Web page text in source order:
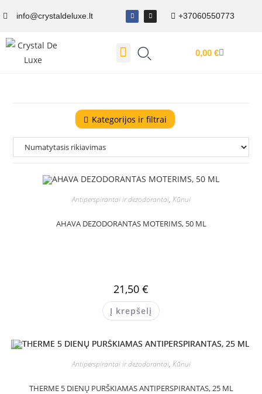
info@crystaldeluxe.lt +37060550773
0,00 €
Kategorijos ir filtrai
Antiperspirantai ir dezodorantai, Kūnui
AHAVA DEZODORANTAS MOTERIMS, 50 ML
21,50 €
Į krepšelį
Antiperspirantai ir dezodorantai, Kūnui
THERME 5 DIENŲ PURŠKIAMAS ANTIPERSPIRANTAS, 25 ML